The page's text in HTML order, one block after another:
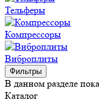
Тельферы
Компрессоры
Виброплиты
Фильтры
В данном разделе
Каталог